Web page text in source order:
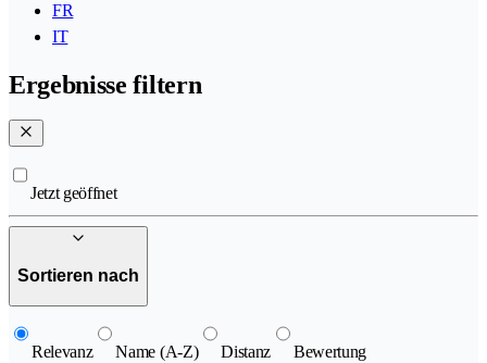
FR
IT
Ergebnisse filtern
Jetzt geöffnet
Sortieren nach
Relevanz Name (A-Z) Distanz Bewertung